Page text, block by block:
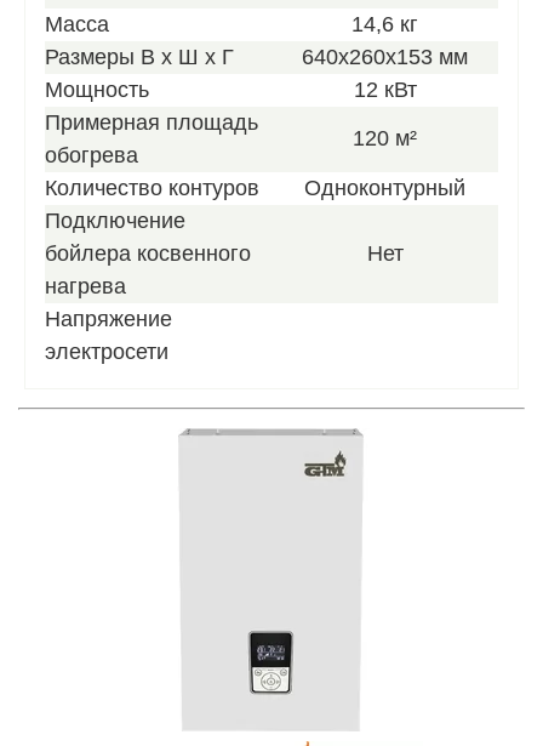
Масса
14,6 кг
Размеры В х Ш х Г
640х260х153 мм
Мощность
12 кВт
Примерная площадь
обогрева
120 м²
Количество контуров
Одноконтурный
Подключение
бойлера косвенного
нагрева
Нет
Напряжение
электросети